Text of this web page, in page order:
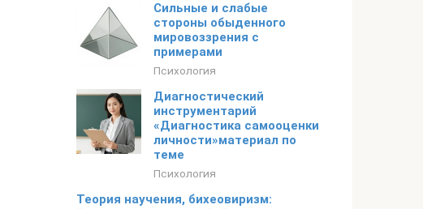
Сильные и слабые
стороны обыденного
мировоззрения с
примерами
Психология
Диагностический
инструментарий
«Диагностика самооценки
личности»материал по
теме
Психология
Теория научения, бихеовиризм: